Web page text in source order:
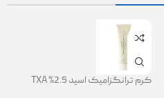
کرم ترانگزامیک اسید 2.5% TXA